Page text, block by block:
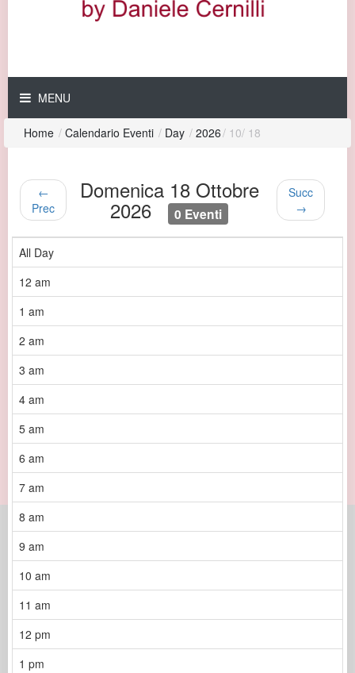
MENU
Home / Calendario Eventi / Day / 2026/ 10/ 18
←
Prec
Domenica 18 Ottobre
2026 0 Eventi
Succ
→
All Day
12 am
1 am
2 am
3 am
4 am
5 am
6 am
7 am
8 am
9 am
10 am
11 am
12 pm
1 pm